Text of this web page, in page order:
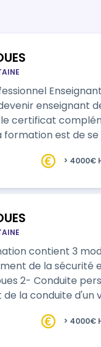
enseignant
certificat
formation est de
en enseignant de
> 4000€
contient 3
en
> 4000€